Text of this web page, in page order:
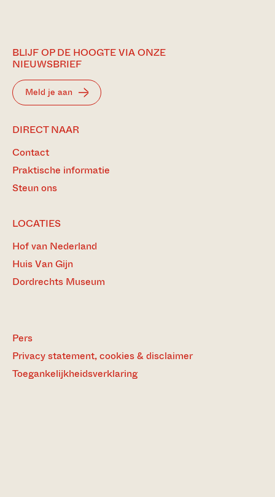
BLIJF OP DE HOOGTE VIA ONZE
NIEUWSBRIEF
Meld je aan
DIRECT NAAR
Contact
Praktische informatie
Steun ons
LOCATIES
Hof van Nederland
Huis Van Gijn
Dordrechts Museum
Pers
Privacy statement, cookies & disclaimer
Toegankelijkheidsverklaring